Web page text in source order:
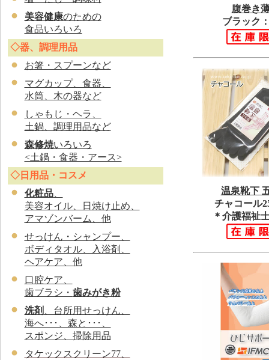
美容健康のための
食品いろいろ
◇器、調理用品
お箸・スプーンなど
マグカップ、食器、
水筒、木の器など
しゃもじ・ヘラ、
土鍋、調理用品など
森修焼いろいろ
<土鍋・食器・アース>
◇日用品・コスメ
化粧品、
美容オイル、日焼け止め、
アマゾンバーム、他
せっけん・シャンプー、
ボディタオル、入浴剤、
ヘアケア、他
口腔ケア、
歯ブラシ・ 歯みがき粉
洗剤
、台所用せっけん、
海へ･･･、森と･･･、
スポンジ、掃除用品
タケックスクリーン77、
腹巻き
ブラック
温泉靴下
チャコール
＊介護福祉